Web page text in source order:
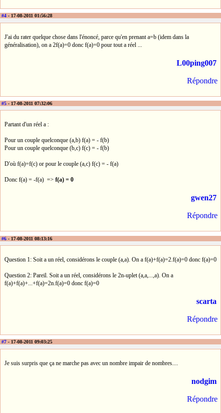
#4 - 17-08-2011 01:56:28
J'ai du rater quelque chose dans l'énoncé, parce qu'en prenant a=b (idem dans la
généralisation), on a 2f(a)=0 donc f(a)=0 pour tout a réel ...
L00ping007
Répondre
#5 - 17-08-2011 07:32:06
Partant d'un réel a :
Pour un couple quelconque (a,b) f(a) = - f(b)
Pour un couple quelconque (b,c) f(c) = - f(b)
D'où f(a)=f(c) or pour le couple (a,c) f(c) = - f(a)
Donc f(a) = -f(a) => f(a) = 0
gwen27
Répondre
#6 - 17-08-2011 08:13:16
Question 1: Soit a un réel, considérons le couple (a,a). On a f(a)+f(a)=2.f(a)=0 donc f(a)=0
Question 2: Pareil. Soit a un réel, considérons le 2n-uplet (a,a,...,a). On a
f(a)+f(a)+...+f(a)=2n.f(a)=0 donc f(a)=0
scarta
Répondre
#7 - 17-08-2011 09:03:25
Je suis surpris que ça ne marche pas avec un nombre impair de nombres....
nodgim
Répondre